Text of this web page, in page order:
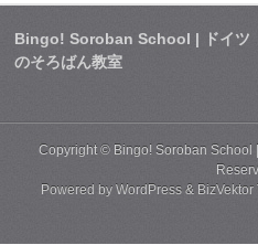
Bingo! Soroban School | ドイツ
のそろばん教室
Copyright © Bingo! Soroban School
Powered byWordPress & BizVektor